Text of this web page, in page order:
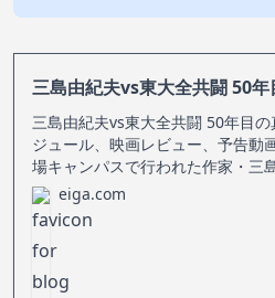
三島由紀夫vs東大全共闘 50年目
ジュール、映画レビュー、予告動
場キャンパスで行われた作家・三
伝説の討論会の様子を軸に、三島の
eiga.com